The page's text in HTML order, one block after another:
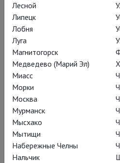
как говорится, в
редакции театра»,
задаёт эстрада с
блёстками,
Надеждой
С неё под бодрые
пропоёт Елизавета
монолог– в начале
готовится к
продуманному браку
Анжуйским,
ради примирения
Лесной
Липецк
Лобня
Луга
Магнитогорск
Медведево (Марий Эл)
Миасс
Морки
Москва
Мурманск
Мысхако
Мытищи
Набережные Челны
Нальчик